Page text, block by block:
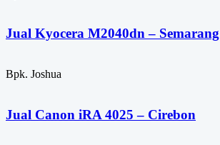
Jual Kyocera M2040dn – Semarang
Bpk. Joshua
Jual Canon iRA 4025 – Cirebon